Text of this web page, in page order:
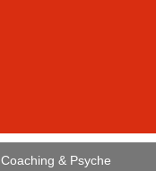
Coaching & Psyche